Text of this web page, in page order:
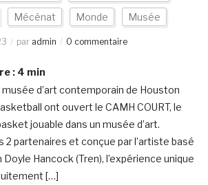
Mécénat Monde Musée
par admin 0 commentaire
: 4 min
musée d’art contemporain de Houston
ont ouvert le CAMH COURT, le
jouable dans un musée d’art.
2 partenaires et conçue par l’artiste basé
Hancock (Tren), l’expérience unique
[…]